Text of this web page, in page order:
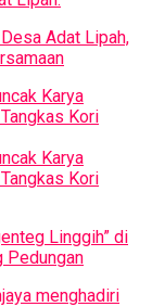
Adat Lipah,
Linggih” di
Pedungan